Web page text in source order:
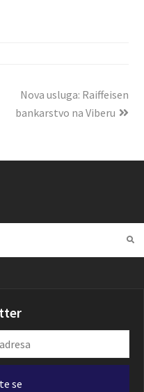
Nova usluga: Raiffeisen
bankarstvo na Viberu
se